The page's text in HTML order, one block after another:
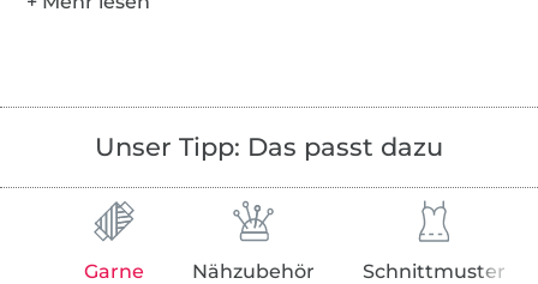
Unser Tipp: Das passt dazu
Garne Nähzubehör Schnittmuster